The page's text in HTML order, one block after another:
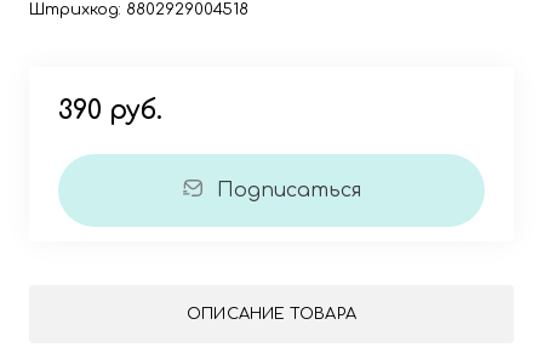
Штрихкод: 8802929004518
390 руб.
Подписаться
ОПИСАНИЕ ТОВАРА